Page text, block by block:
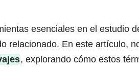
esenciales en el estudio
relacionado. En este artículo,
, explorando cómo estos